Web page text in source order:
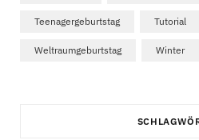
Teenagergeburtstag Tutorial
Weltraumgeburtstag Winter